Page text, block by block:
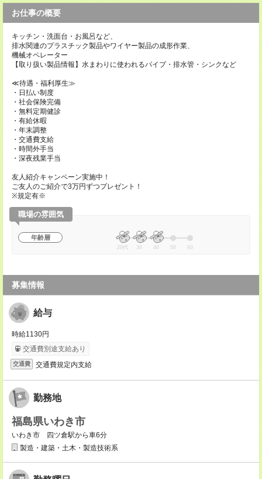
お仕事の概要
キッチン・洗面台・お風呂など、
排水関連のプラスチック製品やワイヤー製品の成形作業、
機械オペレーター
【取り扱い製品情報】水まわりに使われるパイプ・排水管・シンクなど
≪待遇・福利厚生≫
・日払い制度
・社会保険完備
・無料定期健診
・有給休暇
・年末調整
・交通費支給
・時間外手当
・深夜残業手当
友人紹介キャンペーン実施中！
ご友人のご紹介で3万円ずつプレゼント！
※規定有※
職場の雰囲気
年齢層
20代 30 40 50 60
募集情報
給与
時給1130円
交通費別途支給あり
交通費 交通費規定内支給
勤務地
福島県いわき市
いわき市 四ツ倉駅から車6分
製造・建築・土木・製造技術系